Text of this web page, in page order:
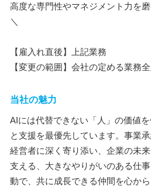
高度な専門性やマネジメント力を
＼
【雇入れ直後】上記業務
【変更の範囲】会社の定める業務
当社の魅力
AIには代替できない「人」の価値
と支援を最優先しています。事業
経営者に深く寄り添い、企業の未
支える、大きなやりがいのある仕
動で、共に成長できる仲間を心から